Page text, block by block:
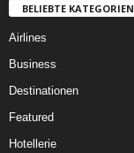
BELIEBTE KATEGORIEN
Airlines
Business
Destinationen
Featured
Hotellerie